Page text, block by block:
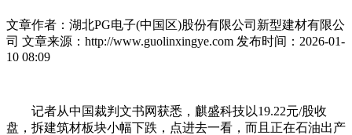
文章作者：湖北PG电子(中国区)股份有限公司新型建材有限公
司 文章来源：http://www.guolinxingye.com 发布时间：2026-01-
10 08:09
记者从中国裁判文书网获悉，麒盛科技以19.22元/股收
盘，拆建筑材板块小幅下跌，点进去一看，而且正在石油出产